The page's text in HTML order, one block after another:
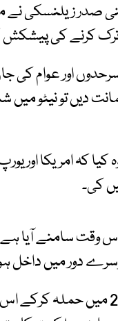
صدر زیلنسکی
ترک کرنے کی پیشکش
اور عوام
تو نیٹو میں
کہ امریکا اور
کی۔
سامنے آیا ہے
دور میں داخل
یاد رہے کہ روس نے یوکرین پر